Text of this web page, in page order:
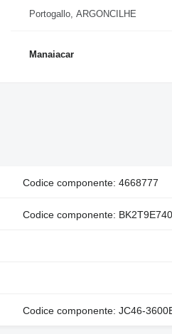
Portogallo, ARGONCILHE
Manaiacar
Codice componente: 4668777
Codice componente:
Codice componente: JC46-